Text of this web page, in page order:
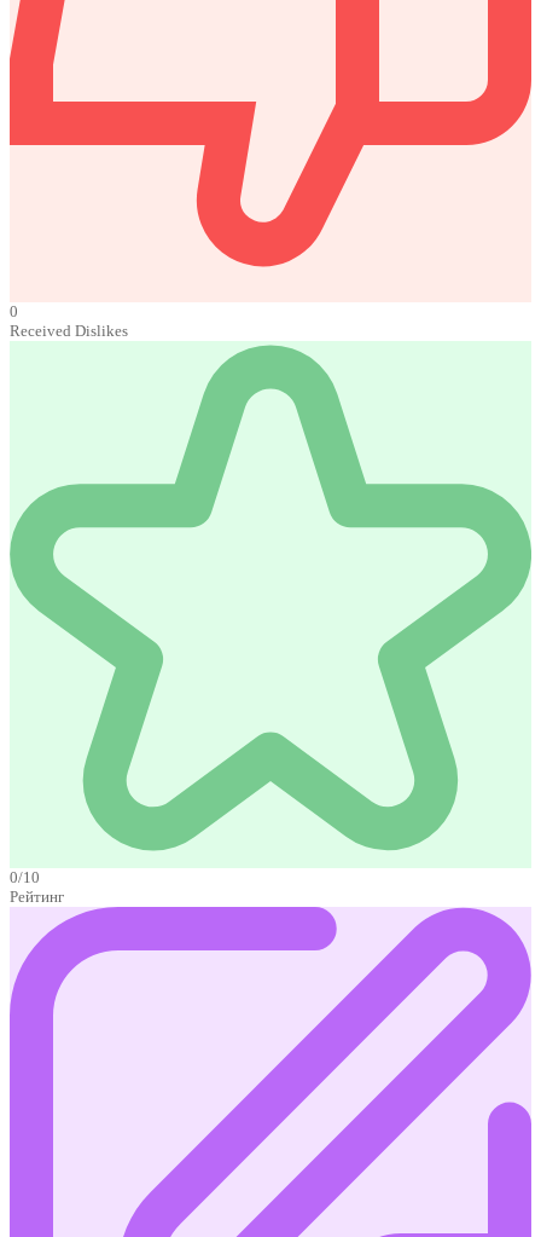
0
Received Dislikes
0/10
Рейтинг